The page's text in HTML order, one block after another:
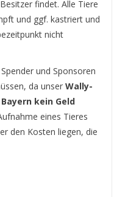
findet. Alle Tiere
und ggf. kastriert und
nicht
und Sponsoren
da unser Wally-
kein Geld
eines Tieres
den Kosten liegen, die